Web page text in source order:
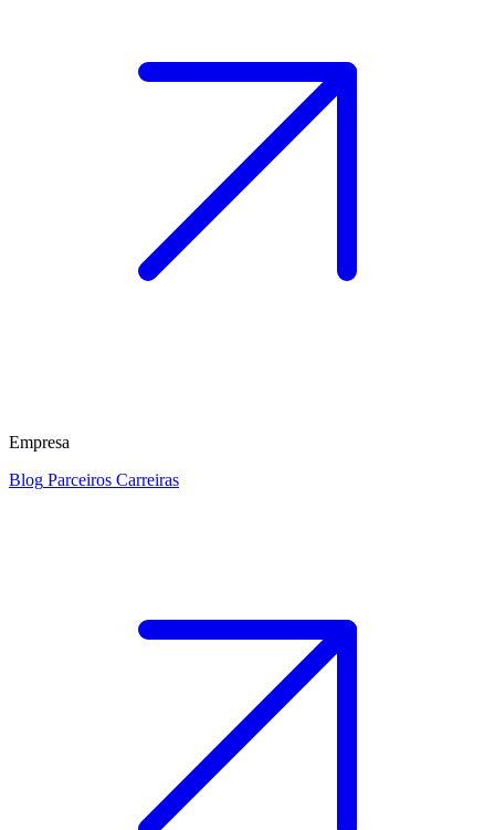
Empresa
Blog Parceiros Carreiras